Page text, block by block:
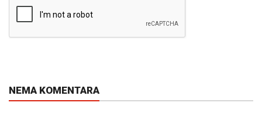
NEMA KOMENTARA